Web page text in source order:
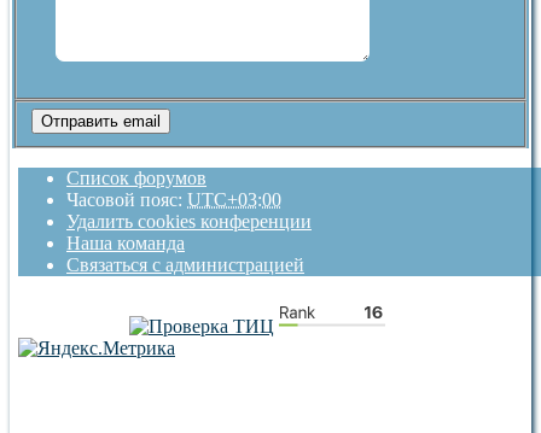
Список форумов
Часовой пояс: UTC+03:00
Удалить cookies конференции
Наша команда
Связаться с администрацией